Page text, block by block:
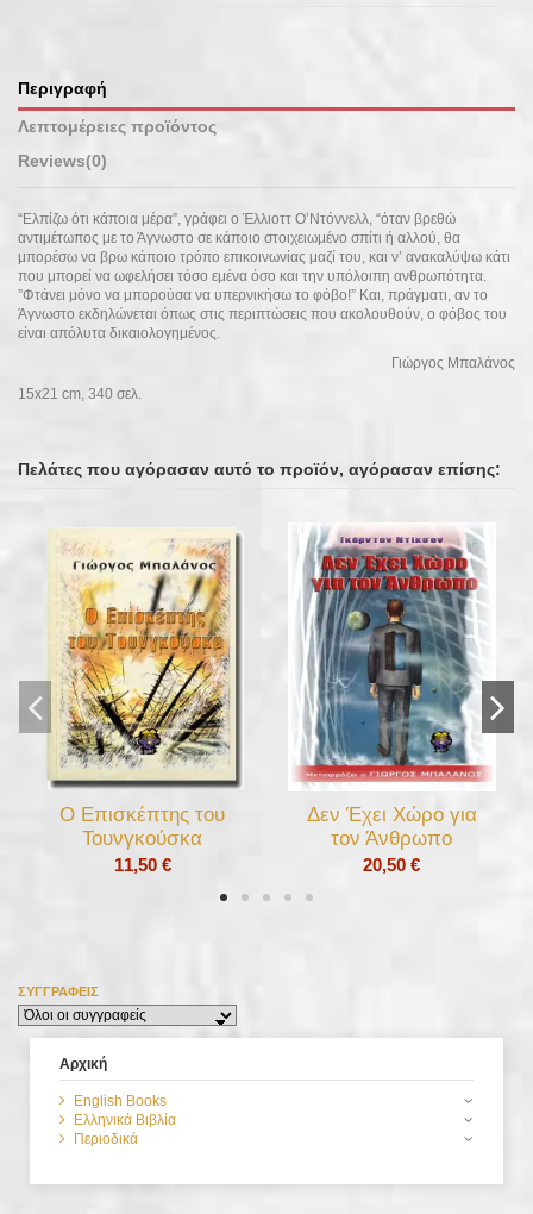
Περιγραφή
Λεπτομέρειες προϊόντος
Reviews(0)
“Ελπίζω ότι κάποια μέρα”, γράφει ο Έλλιοττ Ο’Ντόννελλ, “όταν βρεθώ
αντιμέτωπος με το Άγνωστο σε κάποιο στοιχειωμένο σπίτι ή αλλού, θα
μπορέσω να βρω κάποιο τρόπο επικοινωνίας μαζί του, και ν’ ανακαλύψω κάτι
που μπορεί να ωφελήσει τόσο εμένα όσο και την υπόλοιπη ανθρωπότητα.
”Φτάνει μόνο να μπορούσα να υπερνικήσω το φόβο!” Και, πράγματι, αν το
Άγνωστο εκδηλώνεται όπως στις περιπτώσεις που ακολουθούν, ο φόβος του
είναι απόλυτα δικαιολογημένος.
Γιώργος Μπαλάνος
15x21 cm, 340 σελ.
Πελάτες που αγόρασαν αυτό το προϊόν, αγόρασαν επίσης:
Ο Επισκέπτης του
Τουνγκούσκα
11,50 €
Δεν Έχει Χώρο για
τον Άνθρωπο
20,50 €
ΣΥΓΓΡΑΦΕΊΣ
Αρχική
English Books
Ελληνικά Βιβλία
Περιοδικά